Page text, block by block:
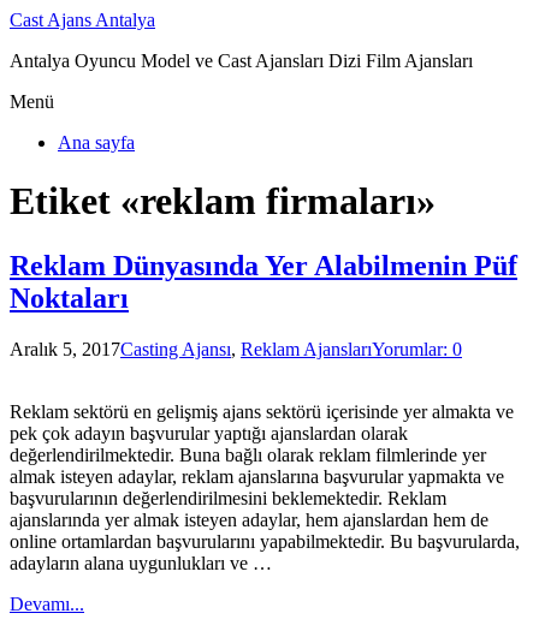
Cast Ajans Antalya
Antalya Oyuncu Model ve Cast Ajansları Dizi Film Ajansları
Menü
Ana sayfa
Etiket «reklam firmaları»
Reklam Dünyasında Yer Alabilmenin Püf
Noktaları
Aralık 5, 2017Casting Ajansı, Reklam AjanslarıYorumlar: 0
Reklam sektörü en gelişmiş ajans sektörü içerisinde yer almakta ve
pek çok adayın başvurular yaptığı ajanslardan olarak
değerlendirilmektedir. Buna bağlı olarak reklam filmlerinde yer
almak isteyen adaylar, reklam ajanslarına başvurular yapmakta ve
başvurularının değerlendirilmesini beklemektedir. Reklam
ajanslarında yer almak isteyen adaylar, hem ajanslardan hem de
online ortamlardan başvurularını yapabilmektedir. Bu başvurularda,
adayların alana uygunlukları ve …
Devamı...